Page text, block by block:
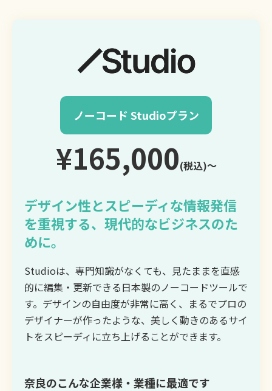
ノーコード Studioプラン
¥165,000(税込)〜
デザイン性とスピーディな情報発信
を重視する、現代的なビジネスのた
めに。
Studioは、専門知識がなくても、見たままを直感
的に編集・更新できる日本製のノーコードツールで
す。デザインの自由度が非常に高く、まるでプロの
デザイナーが作ったような、美しく動きのあるサイ
トをスピーディに立ち上げることができます。
奈良のこんな企業様・業種に最適です